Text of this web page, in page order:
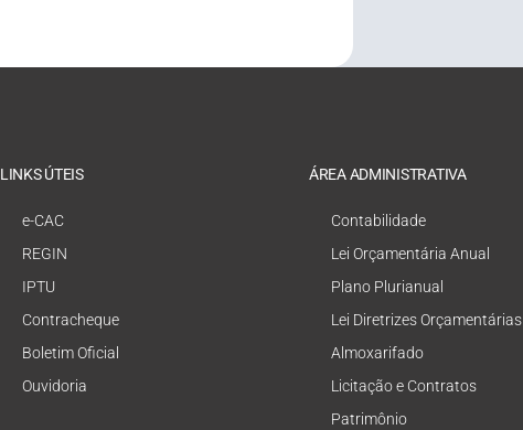
LINKS ÚTEIS
e-CAC
REGIN
IPTU
Contracheque
Boletim Oficial
Ouvidoria
ÁREA ADMINISTRATIVA
Contabilidade
Lei Orçamentária Anual
Plano Plurianual
Lei Diretrizes Orçamentárias
Almoxarifado
Licitação e Contratos
Patrimônio